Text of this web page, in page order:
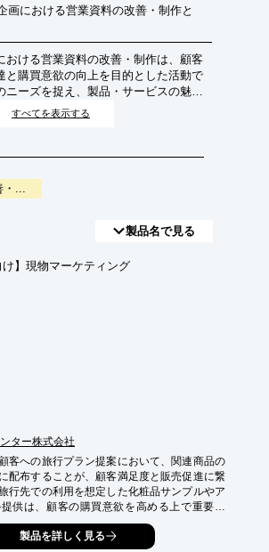
画における営業資料の改善・制作と
おける営業資料の改善・制作は、顧客
と購買意欲の向上を目的とした活動で
ニーズを捉え、製品・サービスの魅力
料を作成・更新することで、営業活動
すべてを表示する
...
製品名で見る
け】現物マーケティング
ター株式会社
客への旅行プラン提案において、関連商品の
配布することが、顧客満足度と販売促進に繋
行先での利用を想定した化粧品サンプルやア
供は、顧客の購買意欲を高める上で重要で
ル送付のコストや、適切なターゲットへの配
ことがあります。当社の現物マーケティング
製品を詳しく見る